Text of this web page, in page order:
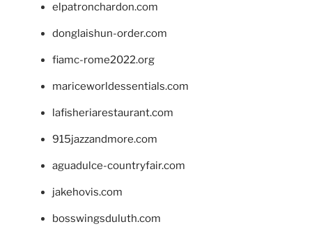
elpatronchardon.com
donglaishun-order.com
fiamc-rome2022.org
mariceworldessentials.com
lafisheriarestaurant.com
915jazzandmore.com
aguadulce-countryfair.com
jakehovis.com
bosswingsduluth.com